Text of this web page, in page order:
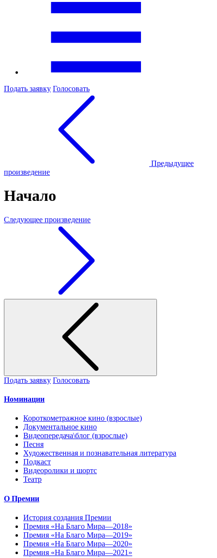
Подать заявку Голосовать
Предыдущее
произведение
Начало
Следующее произведение
Подать заявку Голосовать
Номинации
Короткометражное кино (взрослые)
Документальное кино
Видеопередача\блог (взрослые)
Песня
Художественная и познавательная литература
Подкаст
Видеоролики и шортс
Театр
О Премии
История создания Премии
Премия «На Благо Мира—2018»
Премия «На Благо Мира—2019»
Премия «На Благо Мира—2020»
Премия «На Благо Мира—2021»